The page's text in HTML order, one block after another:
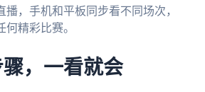
，手机和平板同步看不同场次，
精彩比赛。
，一看就会